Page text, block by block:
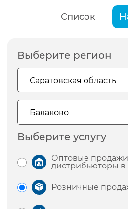
Список
Выберите регион
Выберите услугу
Оптовые
дистрибьюторы
Розничные